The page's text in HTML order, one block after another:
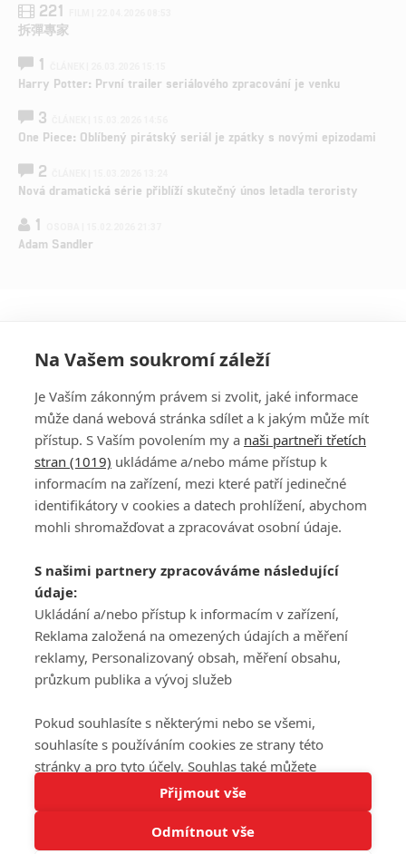
Tato stránka používá soubory cookies.
Rozumím
221
拆彈專家
1
Harry Potter: První trailer seriálového zpracování je venku
3
One Piece: Oblíbený pirátský seriál je zpátky s novými epizodami
2
Nová dramatická série přiblíží skutečný únos letadla teroristy
1
Adam Sandler
PŘIHLÁSIT
REGISTROVAT
DISKUZE
Šéfredaktorkou webu jePetr Slavík, e-mailserialy@fandimefilmu.cz
Máte-li zájem o inzerci na našem webu napište nám na e-mail
studio@koncal.com
Ochrana osobních údajů|Zásady používání cookies |Pravidla webu
Upravit nastavení soukromí
© 2016 – 2026 FandimeSerialum.cz / All rights reserved /
Na Vašem soukromí záleží
Je Vaším zákonným právem si zvolit, jaké informace
může daná webová stránka sdílet a k jakým může mít
přístup. S Vaším povolením my a naši partneři třetích
stran (1019) ukládáme a/nebo máme přístup k
informacím na zařízení, mezi které patří jedinečné
identifikátory v cookies a datech prohlížení, abychom
mohli shromažďovat a zpracovávat osobní údaje.
S našimi partnery zpracováváme následující
údaje:
Ukládání a/nebo přístup k informacím v zařízení,
Reklama založená na omezených údajích a měření
reklamy, Personalizovaný obsah, měření obsahu,
průzkum publika a vývoj služeb
Pokud souhlasíte s některými nebo se všemi,
souhlasíte s používáním cookies ze strany této
stránky a pro tyto účely. Souhlas také můžete
odmítnout, ale v takovém případě vám na stránce
nebudou k dispozici některé personalizované funkce.
Vaše volby souhlasu se budou vztahovat pouze na
Přijmout vše
Odmítnout vše